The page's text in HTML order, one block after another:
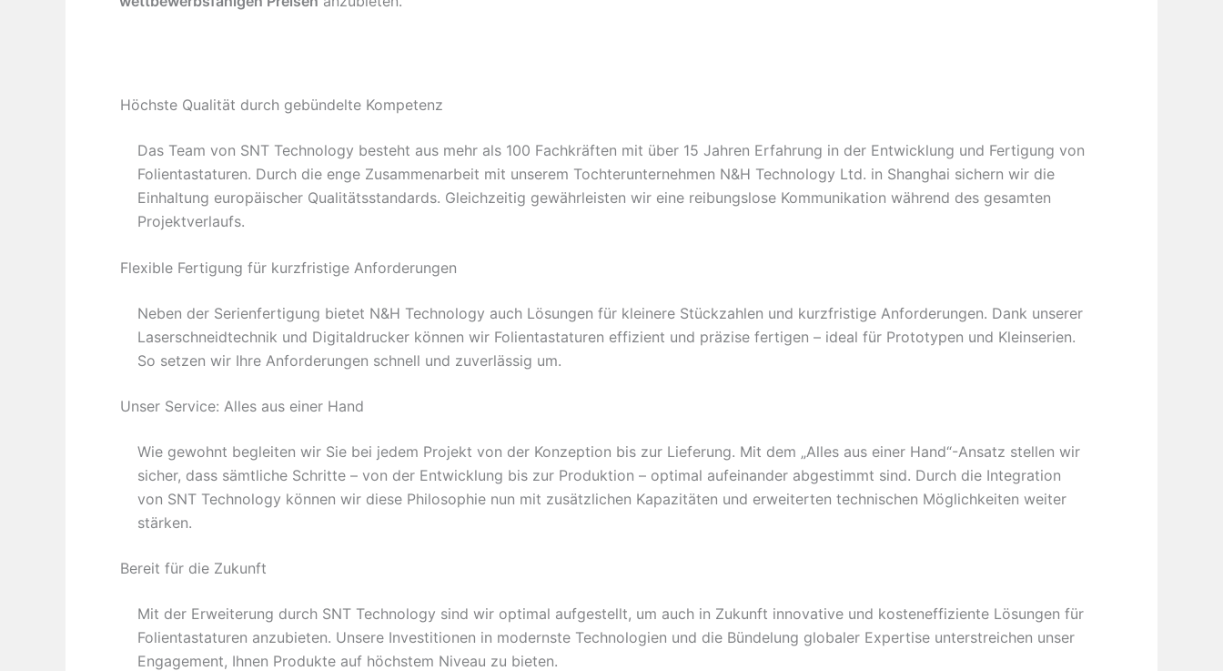
Höchste Qualität durch gebündelte Kompetenz
Das Team von SNT Technology besteht aus mehr als 100 Fachkräften mit über 15 Jahren Erfahrung in der Entwicklung und Fertigung von
Folientastaturen. Durch die enge Zusammenarbeit mit unserem Tochterunternehmen N&H Technology Ltd. in Shanghai sichern wir die
Einhaltung europäischer Qualitätsstandards. Gleichzeitig gewährleisten wir eine reibungslose Kommunikation während des gesamten
Projektverlaufs.
Flexible Fertigung für kurzfristige Anforderungen
Neben der Serienfertigung bietet N&H Technology auch Lösungen für kleinere Stückzahlen und kurzfristige Anforderungen. Dank unserer
Laserschneidtechnik und Digitaldrucker können wir Folientastaturen effizient und präzise fertigen – ideal für Prototypen und Kleinserien.
So setzen wir Ihre Anforderungen schnell und zuverlässig um.
Unser Service: Alles aus einer Hand
Wie gewohnt begleiten wir Sie bei jedem Projekt von der Konzeption bis zur Lieferung. Mit dem „Alles aus einer Hand“-Ansatz stellen wir
sicher, dass sämtliche Schritte – von der Entwicklung bis zur Produktion – optimal aufeinander abgestimmt sind. Durch die Integration
von SNT Technology können wir diese Philosophie nun mit zusätzlichen Kapazitäten und erweiterten technischen Möglichkeiten weiter
stärken.
Bereit für die Zukunft
Mit der Erweiterung durch SNT Technology sind wir optimal aufgestellt, um auch in Zukunft innovative und kosteneffiziente Lösungen für
Folientastaturen anzubieten. Unsere Investitionen in modernste Technologien und die Bündelung globaler Expertise unterstreichen unser
Engagement, Ihnen Produkte auf höchstem Niveau zu bieten.